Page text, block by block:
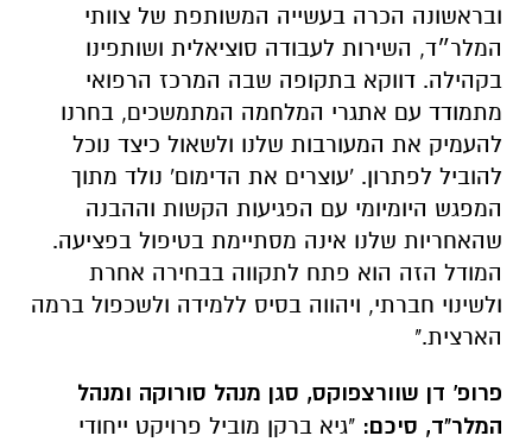
ובראשונה הכרה בעשייה המשותפת של צוותי
המלר״ד, השירות לעבודה סוציאלית ושותפינו
בקהילה. דווקא בתקופה שבה המרכז הרפואי
מתמודד עם אתגרי המלחמה המתמשכים, בחרנו
להעמיק את המעורבות שלנו ולשאול כיצד נוכל
להוביל לפתרון. 'עוצרים את הדימום' נולד מתוך
המפגש היומיומי עם הפגיעות הקשות וההבנה
שהאחריות שלנו אינה מסתיימת בטיפול בפציעה.
המודל הזה הוא פתח לתקווה בבחירה אחרת
ולשינוי חברתי, ויהווה בסיס ללמידה ולשכפול ברמה
הארצית."
פרופ' דן שוורצפוקס, סגן מנהל סורוקה ומנהל
המלר"ד, סיכם: "גיא ברקן מוביל פרויקט ייחודי